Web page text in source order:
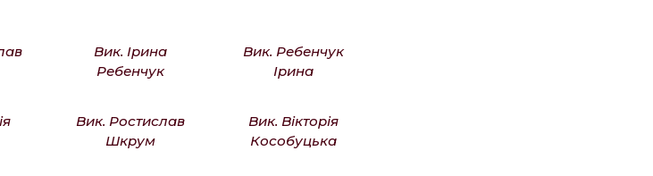
Вик. Ірина
Ребенчук
Вик. Ребенчук
Ірина
Вик. Ростислав
Шкрум
Вик. Вікторія
Кособуцька